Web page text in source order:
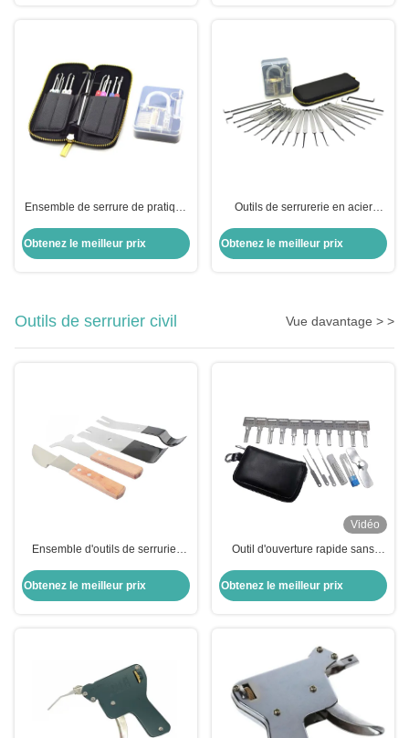
Ensemble de serrure de pratique
de sélection de serrure
Obtenez le meilleur prix
Outils de serrurerie en acier
de serrure automatique avec
Obtenez le meilleur prix
Outils de serrurier civil Vue davantage > >
Ensemble d'outils de serrurier
outil de main Porte Fente ouverte
rapidement 4 pièces Ensemble
Obtenez le meilleur prix
Vidéo
Outil d'ouverture rapide sans
11 pièces) Ensemble d'outils de
Obtenez le meilleur prix